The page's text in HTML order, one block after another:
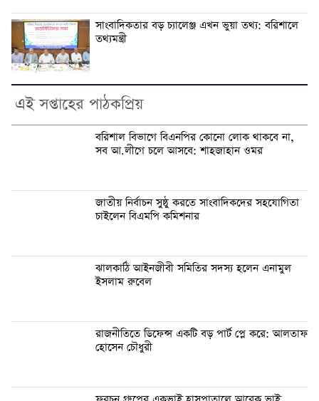
সাংবাদিকতার বড় চ্যালেঞ্জ এখন ভুয়া তথ্য: বরিশালে
তথ্যমন্ত্রী
এই সপ্তাহের পাঠকপ্রিয়
বরিশাল বিভাগে বিএনপির কোনো লোক থাকবে না,
সব আ.লীগে চলে আসবে: শাহজাহান ওমর
জাতীয় নির্বাচন সুষ্ঠু করতে সাংবাদিকদের সহযোগিতা
চাইলেন বিএমপি কমিশনার
ঝালকাঠি আইনজীবী সমিতির সদস্য হলেন এনামুল
ইসলাম রুবেল
রাজনীতিতে ডিফেন্স একটি বড় পার্ট প্লে করে: আলতাফ
হোসেন চৌধুরী